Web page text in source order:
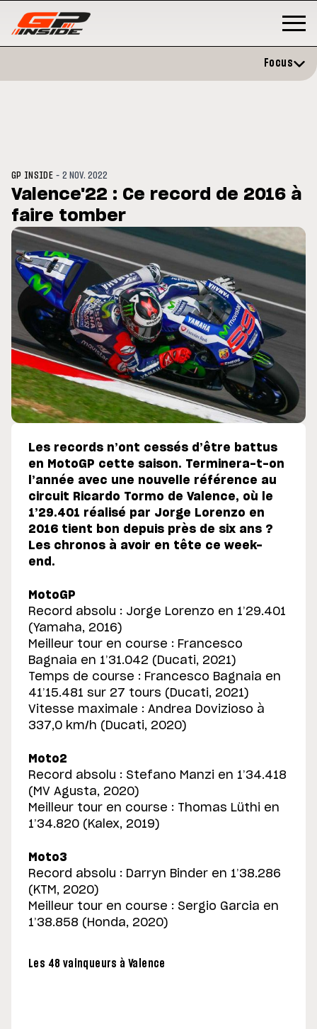
évite l'opération et vise un
en septembre
Doublé Trackhouse en Sprint
Focus
GP INSIDE -2 NOV. 2022
Valence'22 : Ce record de 2016 à
faire tomber
Les records n’ont cessés d’être battus
en MotoGP cette saison. Terminera-t-on
l’année avec une nouvelle référence au
circuit Ricardo Tormo de Valence, où le
1’29.401 réalisé par Jorge Lorenzo en
2016 tient bon depuis près de six ans ?
Les chronos à avoir en tête ce week-
end.
MotoGP
Record absolu : Jorge Lorenzo en 1’29.401
(Yamaha, 2016)
Meilleur tour en course : Francesco
Bagnaia en 1’31.042 (Ducati, 2021)
Temps de course : Francesco Bagnaia en
41’15.481 sur 27 tours (Ducati, 2021)
Vitesse maximale : Andrea Dovizioso à
337,0 km/h (Ducati, 2020)
Moto2
Record absolu : Stefano Manzi en 1’34.418
(MV Agusta, 2020)
Meilleur tour en course : Thomas Lüthi en
1’34.820 (Kalex, 2019)
Moto3
Record absolu : Darryn Binder en 1’38.286
(KTM, 2020)
Meilleur tour en course : Sergio Garcia en
1’38.858 (Honda, 2020)
Les 48 vainqueurs à Valence